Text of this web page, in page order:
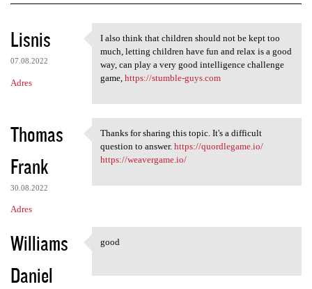
K
o
m
e
t
a
r
z
e
Lisnis
07.08.2022
Adres
I also think that children
I also think that children should not be kept too
much, letting children have fun and relax is a good
way, can play a very good intelligence challenge
game, https://stumble-guys.com
Thomas
Frank
30.08.2022
Adres
Thanks for sharing this topic
Thanks for sharing this topic. It's a difficult
question to answer. https://quordlegame.io/
https://weavergame.io/
Williams
Daniel
good
good